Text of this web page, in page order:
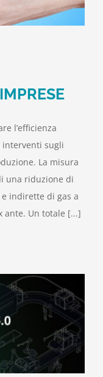
l’efficienza
sugli
La misura
una riduzione di
indirette di gas a
ante. Un totale [...]